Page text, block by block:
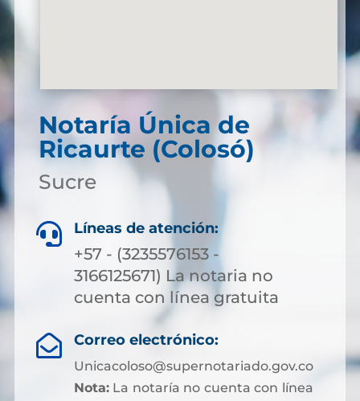
Notaría Única de
Ricaurte (Colosó)
Sucre
 Líneas de atención:
+57 - (3235576153 -
3166125671) La notaria no
cuenta con línea gratuita
 Correo electrónico:
Unicacoloso@supernotariado.gov.co
Nota:La notaría no cuenta con línea